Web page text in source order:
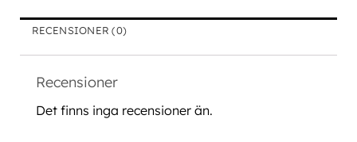
RECENSIONER (0)
Recensioner
Det finns inga recensioner än.